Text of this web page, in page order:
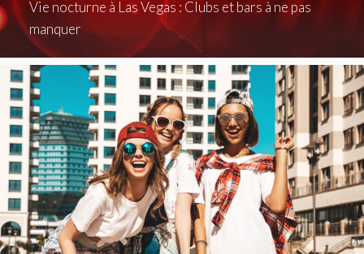
Vie nocturne à Las Vegas : Clubs et bars à ne pas
manquer